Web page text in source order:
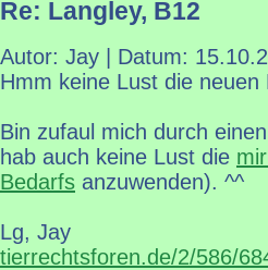
Re: Langley, B12
Autor: Jay | Datum:
Hmm keine Lust die
Bin zufaul mich durch
hab auch keine Lust die
Bedarfs anzuwenden). ^^
Lg, Jay
tierrechtsforen.de/2/586/